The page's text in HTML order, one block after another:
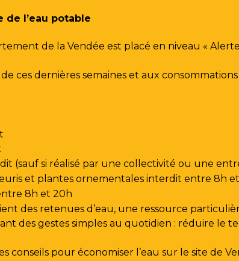
de l’eau potable
de la Vendée est placé en niveau «
ces dernières semaines et aux
(sauf si réalisé par une collectivité ou une
et plantes ornementales interdit entre 8h
8h et 20h
des retenues d’eau, une ressource
des gestes simples au quotidien : réduire le
conseils pour économiser l’eau sur le site de